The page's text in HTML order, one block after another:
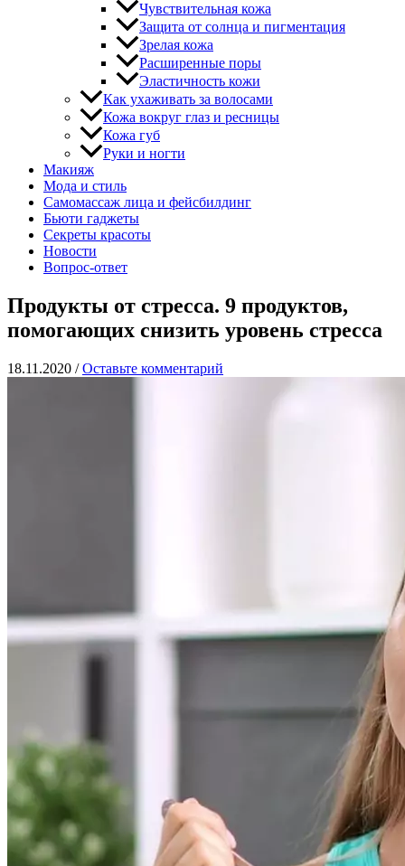
Чувствительная кожа
Защита от солнца и пигментация
Зрелая кожа
Расширенные поры
Эластичность кожи
Как ухаживать за волосами
Кожа вокруг глаз и ресницы
Кожа губ
Руки и ногти
Макияж
Мода и стиль
Самомассаж лица и фейсбилдинг
Бьюти гаджеты
Секреты красоты
Новости
Вопрос-ответ
Продукты от стресса. 9 продуктов,
помогающих снизить уровень стресса
18.11.2020 /Оставьте комментарий